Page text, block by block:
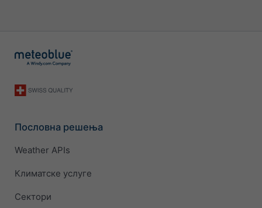
Пословна решења
Weather APIs
Климатске услуге
Сектори